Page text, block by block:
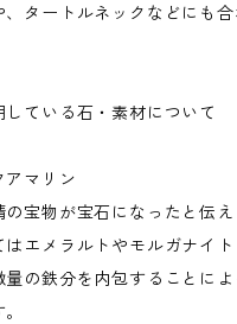
、タートルネックなどにも
ている石・素材について
マリン
の宝物が宝石になったと伝
はエメラルトやモルガナイ
量の鉄分を内包することに